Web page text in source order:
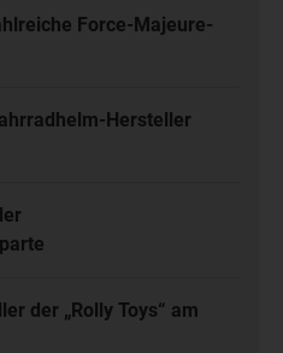
Force-Majeure-
Hersteller
der „Rolly Toys“ am